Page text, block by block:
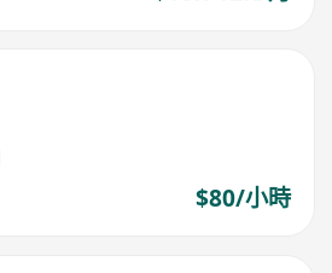
$80/小時